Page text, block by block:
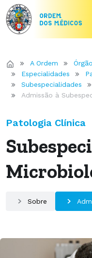
A Ordem
Especialidades
Subespecialidades
Admissão à
Patologia Clínica
Sobre